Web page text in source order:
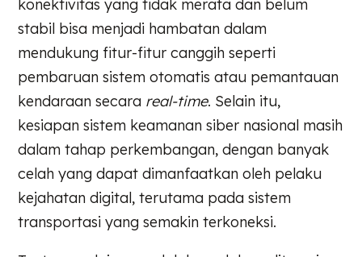
konektivitas yang tidak merata dan belum
stabil bisa menjadi hambatan dalam
mendukung fitur-fitur canggih seperti
pembaruan sistem otomatis atau pemantauan
kendaraan secara real-time. Selain itu,
kesiapan sistem keamanan siber nasional masih
dalam tahap perkembangan, dengan banyak
celah yang dapat dimanfaatkan oleh pelaku
kejahatan digital, terutama pada sistem
transportasi yang semakin terkoneksi.